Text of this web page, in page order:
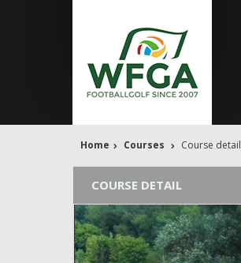
Home Courses Course detail
COURSE DETAIL